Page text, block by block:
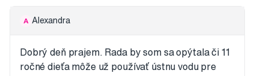
A Alexandra
Dobrý deň prajem. Rada by som sa opýtala či 11
ročné dieťa môže už používať ústnu vodu pre